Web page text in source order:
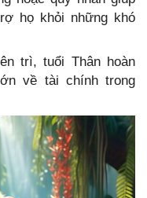
họ khỏi những khó
trì, tuổi Thân hoàn
về tài chính trong